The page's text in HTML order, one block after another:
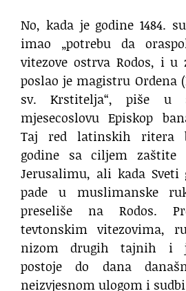
No, kada je godine 1484.
imao „potrebu da
vitezove ostrva Rodos, i
poslao je magistru Ordena
sv. Krstitelja“, piše u
mjesecoslovu Episkop
Taj red latinskih ritera
godine sa ciljem
Jerusalimu, ali kada Sveti
pade u muslimanske
preseliše na Rodos.
tevtonskim vitezovima,
nizom drugih tajnih i
postoje do dana
neizvjesnom ulogom i